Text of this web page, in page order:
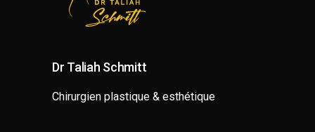
Dr Taliah Schmitt
Chirurgien plastique & esthétique